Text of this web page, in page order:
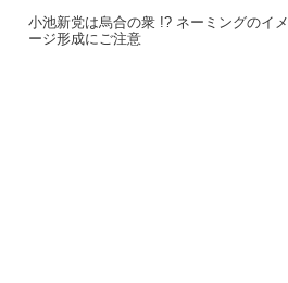
小池新党は烏合の衆 !? ネーミングのイメ
ージ形成にご注意